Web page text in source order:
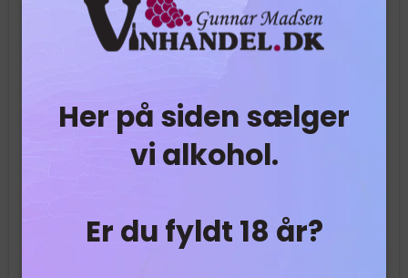
Her på siden sælger
vi alkohol.
Er du fyldt 18 år?
Hyde - 4# - Rum Finsih